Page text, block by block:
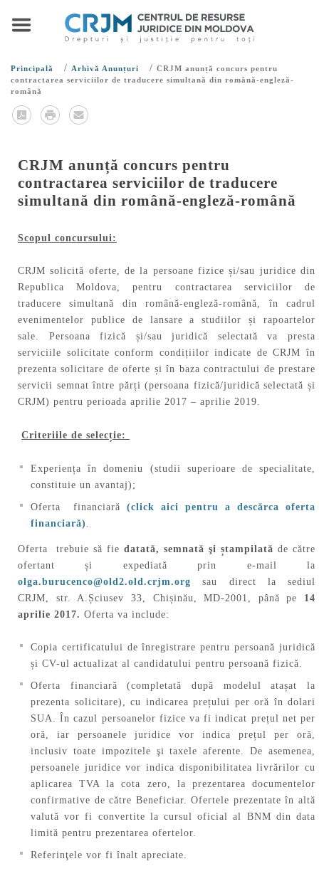
Principală / Arhivă Anunțuri / CRJM anunță concurs pentru
contractarea serviciilor de traducere simultană din română-engleză-
română
CRJM anunță concurs pentru
contractarea serviciilor de traducere
simultană din română-engleză-română
Scopul concursului:
CRJM solicită oferte, de la persoane fizice și/sau juridice din
Republica Moldova, pentru contractarea serviciilor de
traducere simultană din română-engleză-română, în cadrul
evenimentelor publice de lansare a studiilor și rapoartelor
sale. Persoana fizică și/sau juridică selectată va presta
serviciile solicitate conform condițiilor indicate de CRJM în
prezenta solicitare de oferte și în baza contractului de prestare
servicii semnat între părți (persoana fizică/juridică selectată și
CRJM) pentru perioada aprilie 2017 – aprilie 2019.
Criteriile de selecție:
Experiența în domeniu (studii superioare de specialitate,
constituie un avantaj);
Oferta financiară (click aici pentru a descărca oferta
financiară)
Oferta trebuie să fie datată, semnată şi ștampilată de către
ofertant și expediată prin e-mail la
olga.burucenco@old2.old.crjm.org sau direct la sediul
CRJM, str. A.Șciusev 33, Chișinău, MD-2001, până pe 14
aprilie 2017. Oferta va include:
Copia certificatului de înregistrare pentru persoană juridică
și CV-ul actualizat al candidatului pentru persoană fizică.
Oferta financiară (completată după modelul atașat la
prezenta solicitare), cu indicarea prețului per oră în dolari
SUA. În cazul persoanelor fizice va fi indicat prețul net per
oră, iar persoanele juridice vor indica prețul per oră,
inclusiv toate impozitele şi taxele aferente. De asemenea,
persoanele juridice vor indica disponibilitatea livrărilor cu
aplicarea TVA la cota zero, la prezentarea documentelor
confirmative de către Beneficiar. Ofertele prezentate în altă
valută vor fi convertite la cursul oficial al BNM din data
limită pentru prezentarea ofertelor.
Referinţele vor fi înalt apreciate.